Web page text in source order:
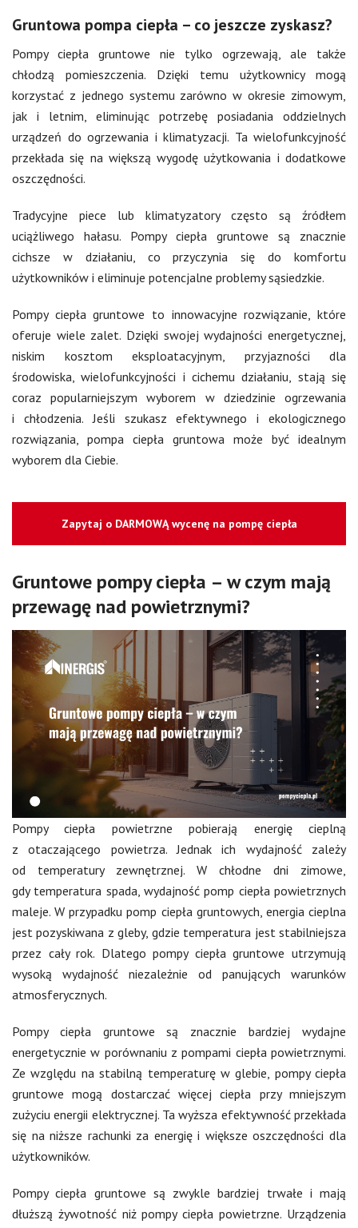
Gruntowa pompa ciepła – co jeszcze zyskasz?
Pompy ciepła gruntowe nie tylko ogrzewają, ale także
chłodzą pomieszczenia. Dzięki temu użytkownicy mogą
korzystać z jednego systemu zarówno w okresie zimowym,
jak i letnim, eliminując potrzebę posiadania oddzielnych
urządzeń do ogrzewania i klimatyzacji. Ta wielofunkcyjność
przekłada się na większą wygodę użytkowania i dodatkowe
oszczędności.
Tradycyjne piece lub klimatyzatory często są źródłem
uciążliwego hałasu. Pompy ciepła gruntowe są znacznie
cichsze w działaniu, co przyczynia się do komfortu
użytkowników i eliminuje potencjalne problemy sąsiedzkie.
Pompy ciepła gruntowe to innowacyjne rozwiązanie, które
oferuje wiele zalet. Dzięki swojej wydajności energetycznej,
niskim kosztom eksploatacyjnym, przyjazności dla
środowiska, wielofunkcyjności i cichemu działaniu, stają się
coraz popularniejszym wyborem w dziedzinie ogrzewania
i chłodzenia. Jeśli szukasz efektywnego i ekologicznego
rozwiązania, pompa ciepła gruntowa może być idealnym
wyborem dla Ciebie.
Zapytaj o DARMOWĄ wycenę na pompę ciepła
Gruntowe pompy ciepła – w czym mają
przewagę nad powietrznymi?
Pompy ciepła powietrzne pobierają energię cieplną
z otaczającego powietrza. Jednak ich wydajność zależy
od temperatury zewnętrznej. W chłodne dni zimowe,
gdy temperatura spada, wydajność pomp ciepła powietrznych
maleje. W przypadku pomp ciepła gruntowych, energia cieplna
jest pozyskiwana z gleby, gdzie temperatura jest stabilniejsza
przez cały rok. Dlatego pompy ciepła gruntowe utrzymują
wysoką wydajność niezależnie od panujących warunków
atmosferycznych.
Pompy ciepła gruntowe są znacznie bardziej wydajne
energetycznie w porównaniu z pompami ciepła powietrznymi.
Ze względu na stabilną temperaturę w glebie, pompy ciepła
gruntowe mogą dostarczać więcej ciepła przy mniejszym
zużyciu energii elektrycznej. Ta wyższa efektywność przekłada
się na niższe rachunki za energię i większe oszczędności dla
użytkowników.
Pompy ciepła gruntowe są zwykle bardziej trwałe i mają
dłuższą żywotność niż pompy ciepła powietrzne. Urządzenia